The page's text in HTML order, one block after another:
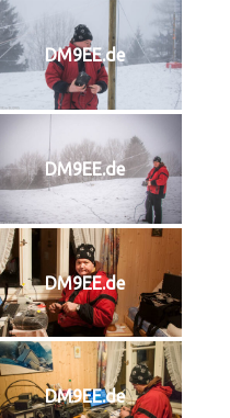
DM9EE.de
DM9EE.de
DM9EE.de
DM9EE.de